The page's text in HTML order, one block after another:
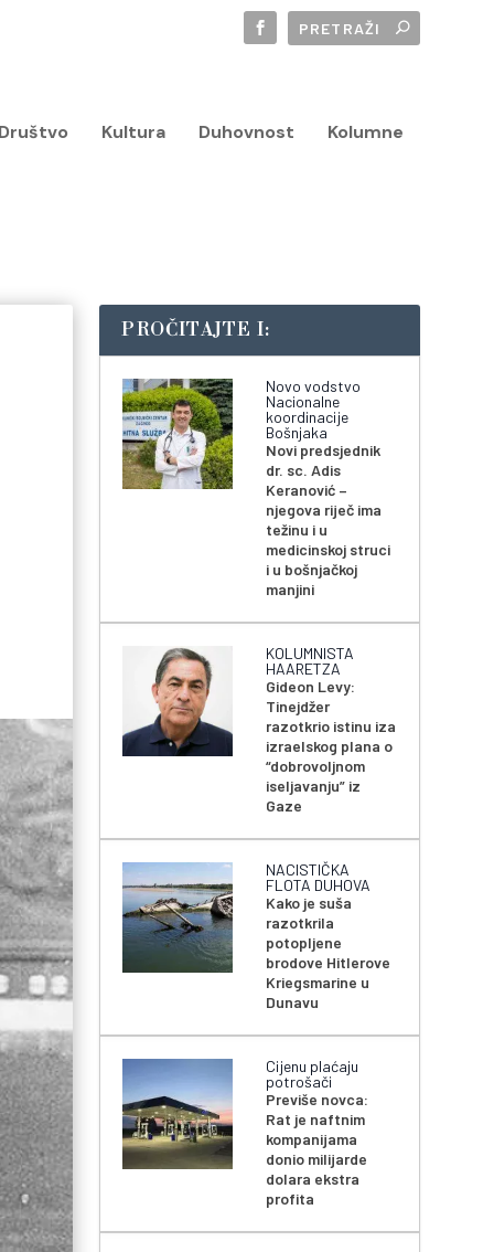
Društvo Kultura Duhovnost Kolumne
PROČITAJTE I:
Novo vodstvo
Nacionalne
koordinacije
Bošnjaka
Novi predsjednik
dr. sc. Adis
Keranović –
njegova riječ ima
težinu i u
medicinskoj struci
i u bošnjačkoj
manjini
KOLUMNISTA
HAARETZA
Gideon Levy:
Tinejdžer
razotkrio istinu iza
izraelskog plana o
“dobrovoljnom
iseljavanju” iz
Gaze
NACISTIČKA
FLOTA DUHOVA
Kako je suša
razotkrila
potopljene
brodove Hitlerove
Kriegsmarine u
Dunavu
Cijenu plaćaju
potrošači
Previše novca:
Rat je naftnim
kompanijama
donio milijarde
dolara ekstra
profita